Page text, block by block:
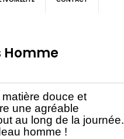
Homme
douce et
une agréable
au long de la journée.
homme !